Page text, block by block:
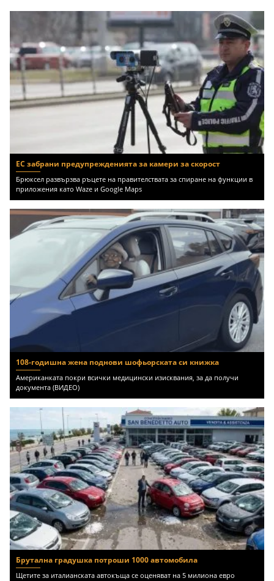
ЕС забрани предупрежденията за камери за скорост
Брюксел развързва ръцете на правителствата за спиране на функции в
приложения като Waze и Google Maps
108-годишна жена поднови шофьорската си книжка
Американката покри всички медицински изисквания, за да получи
документа (ВИДЕО)
Брутална градушка потроши 1000 автомобила
Щетите за италианската автокъща се оценяват на 5 милиона евро